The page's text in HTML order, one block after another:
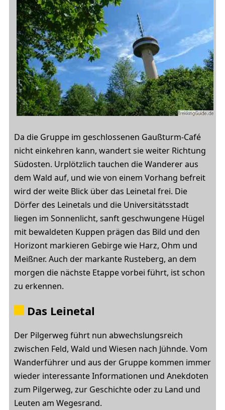
Da die Gruppe im geschlossenen Gaußturm-Café
nicht einkehren kann, wandert sie weiter Richtung
Südosten. Urplötzlich tauchen die Wanderer aus
dem Wald auf, und wie von einem Vorhang befreit
wird der weite Blick über das Leinetal frei. Die
Dörfer des Leinetals und die Universitätsstadt
liegen im Sonnenlicht, sanft geschwungene Hügel
mit bewaldeten Kuppen prägen das Bild und den
Horizont markieren Gebirge wie Harz, Ohm und
Meißner. Auch der markante Rusteberg, an dem
morgen die nächste Etappe vorbei führt, ist schon
zu erkennen.
Das Leinetal
Der Pilgerweg führt nun abwechslungsreich
zwischen Feld, Wald und Wiesen nach Jühnde. Vom
Wanderführer und aus der Gruppe kommen immer
wieder interessante Informationen und Anekdoten
zum Pilgerweg, zur Geschichte oder zu Land und
Leuten am Wegesrand.